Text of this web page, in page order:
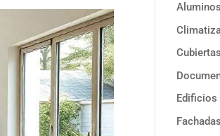
Cubiertas
Edificios
Fachadas